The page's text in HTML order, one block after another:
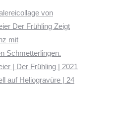
| Der Frühling | 2021
auf Heliogravüre | 24